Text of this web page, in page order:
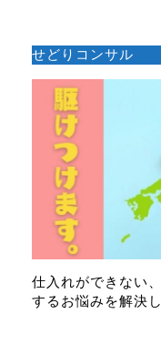
せどりコンサル
仕入れができない
するお悩みを解決し